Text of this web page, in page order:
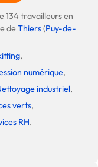
134 travailleurs en
deThiers(Puy-de-
,
numérique,
industriel,
verts,
RH.